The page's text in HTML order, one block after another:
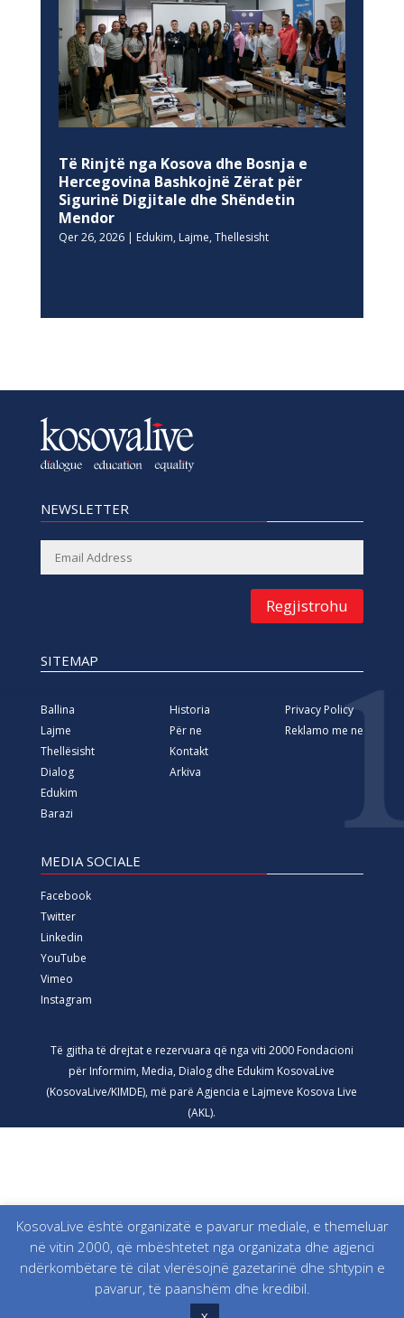
Të Rinjtë nga Kosova dhe Bosnja e
Hercegovina Bashkojnë Zërat për
Sigurinë Digjitale dhe Shëndetin
Mendor
Qer 26, 2026| Edukim, Lajme, Thellesisht
NEWSLETTER
Regjistrohu
SITEMAP
Ballina
Lajme
Thellësisht
Dialog
Edukim
Barazi
Historia
Për ne
Kontakt
Arkiva
Privacy Policy
Reklamo me ne
MEDIA SOCIALE
Facebook
Twitter
Linkedin
YouTube
Vimeo
Instagram
Të gjitha të drejtat e rezervuara që nga viti 2000 Fondacioni
për Informim, Media, Dialog dhe Edukim KosovaLive
(KosovaLive/KIMDE), më parë Agjencia e Lajmeve Kosova Live
(AKL).
KosovaLive është organizatë e pavarur mediale, e themeluar
në vitin 2000, që mbështetet nga organizata dhe agjenci
ndërkombëtare të cilat vlerësojnë gazetarinë dhe shtypin e
pavarur, të paanshëm dhe kredibil.